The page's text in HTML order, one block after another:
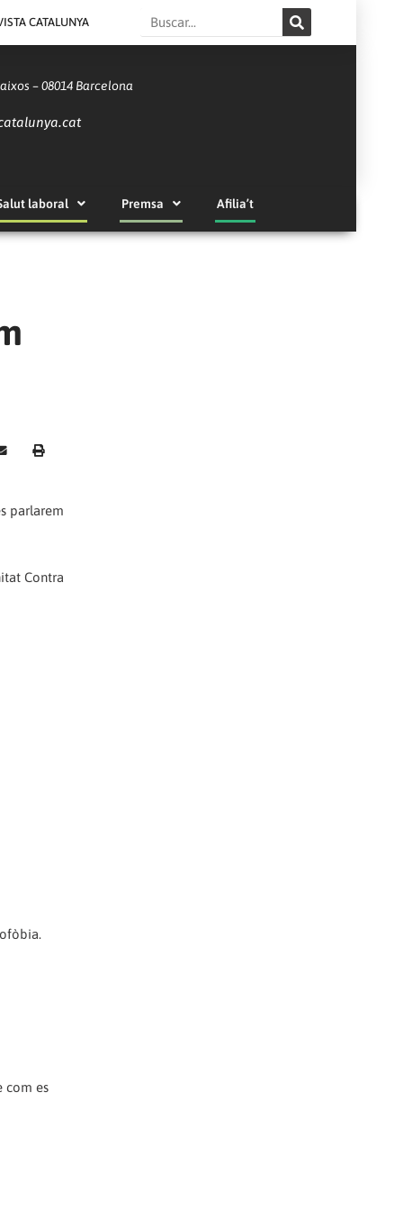
CATALUNYA Search
– 08014 Barcelona
laboral Premsa Afilia’t
parlarem
Contra
com es